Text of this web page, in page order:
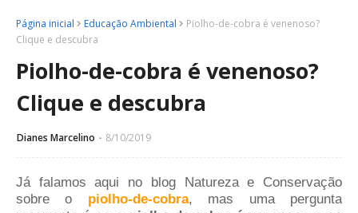
Página inicial Educação Ambiental
Piolho-de-cobra é venenoso?
Clique e descubra
Piolho-de-cobra é venenoso?
Clique e descubra
Dianes Marcelino 8/10/2019
Já falamos aqui no blog Natureza e Conservação
sobre o piolho-de-cobra, mas uma pergunta